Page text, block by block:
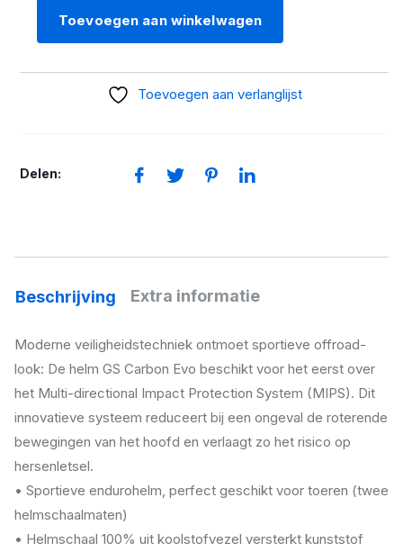
Toevoegen aan winkelwagen
Toevoegen aan verlanglijst
Delen:
Beschrijving Extra informatie
Moderne veiligheidstechniek ontmoet sportieve offroad-
look: De helm GS Carbon Evo beschikt voor het eerst over
het Multi-directional Impact Protection System (MIPS). Dit
innovatieve systeem reduceert bij een ongeval de roterende
bewegingen van het hoofd en verlaagt zo het risico op
hersenletsel.
• Sportieve endurohelm, perfect geschikt voor toeren (twee
helmschaalmaten)
• Helmschaal 100% uit koolstofvezel versterkt kunststof